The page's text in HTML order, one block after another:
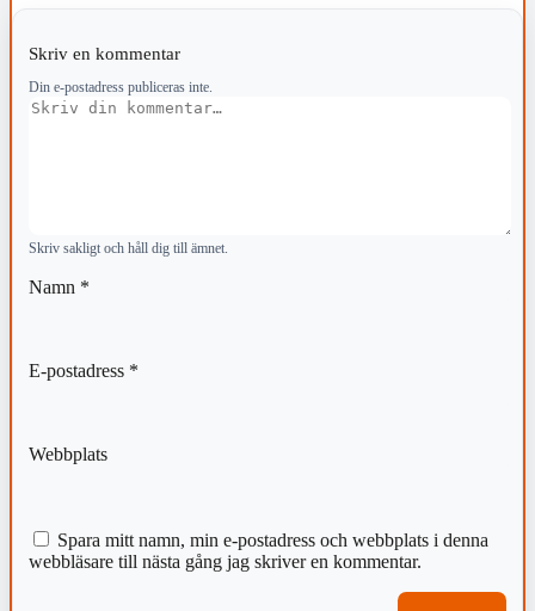
Skriv en kommentar
Din e-postadress publiceras inte.
Kommentar
Skriv sakligt och håll dig till ämnet.
Namn *
E-postadress *
Webbplats
Spara mitt namn, min e-postadress och webbplats i denna
webbläsare till nästa gång jag skriver en kommentar.